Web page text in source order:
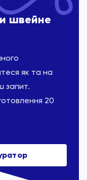
швейне
як та на
запит.
20